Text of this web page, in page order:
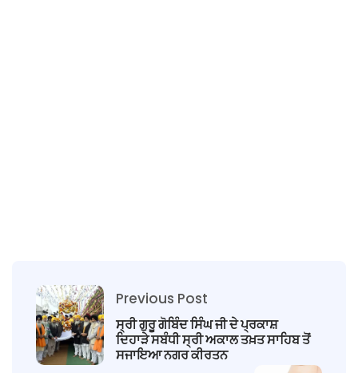
Previous Post
ਸ੍ਰੀ ਗੁਰੂ ਗੋਬਿੰਦ ਸਿੰਘ ਜੀ ਦੇ ਪ੍ਰਕਾਸ਼
ਦਿਹਾੜੇ ਸਬੰਧੀ ਸ੍ਰੀ ਅਕਾਲ ਤਖ਼ਤ ਸਾਹਿਬ ਤੋਂ
ਸਜਾਇਆ ਨਗਰ ਕੀਰਤਨ